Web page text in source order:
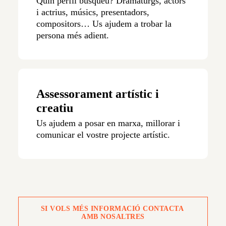
i actrius, músics, presentadors,
compositors… Us ajudem a trobar la
persona més adient.
Assessorament artístic i
creatiu
Us ajudem a posar en marxa, millorar i
comunicar el vostre projecte artístic.
SI VOLS MÉS INFORMACIÓ CONTACTA
AMB NOSALTRES